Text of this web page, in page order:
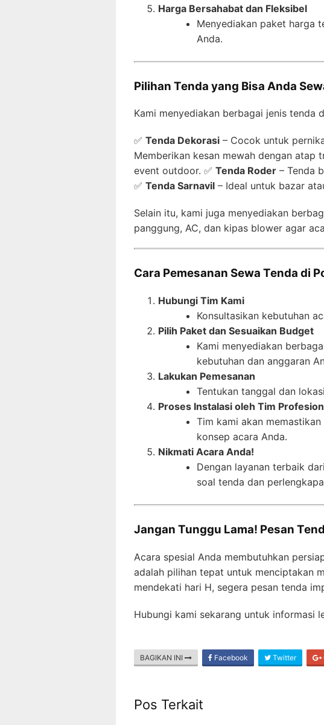
Harga Bersahabat dan Fleksibel
Menyediakan paket harga
Anda.
Pilihan Tenda yang Bisa Anda
Kami menyediakan berbagai jenis tenda
✅ Tenda Dekorasi – Cocok untuk
Memberikan kesan mewah dengan atap
event outdoor. ✅ Tenda Roder – Tenda
✅ Tenda Sarnavil – Ideal untuk bazar
Selain itu, kami juga menyediakan
panggung, AC, dan kipas blower agar
Cara Pemesanan Sewa Tenda di
Hubungi Tim Kami
Konsultasikan kebutuhan
Pilih Paket dan Sesuaikan Budget
Kami menyediakan
kebutuhan dan anggaran
Lakukan Pemesanan
Tentukan tanggal dan
Proses Instalasi oleh Tim
Tim kami akan
konsep acara Anda.
Nikmati Acara Anda!
Dengan layanan terbaik
soal tenda dan
Jangan Tunggu Lama! Pesan
Acara spesial Anda membutuhkan
adalah pilihan tepat untuk menciptakan
mendekati hari H, segera pesan tenda
Hubungi kami sekarang untuk informasi
BAGIKAN INI Facebook Twitter
Pos Terkait